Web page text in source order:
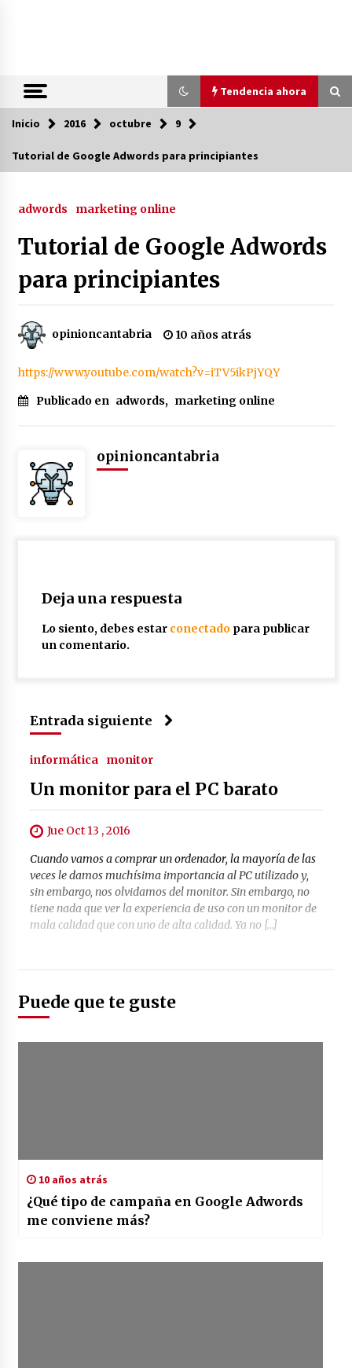
Tendencia ahora
Tendencia ahora
2 meses atrás
PNV presiona: Sánchez en la cuerda
floja
2 meses atrás
Junts insta a elecciones: ¿final
trágico o esperanzador?
2 meses atrás
Impactante preacuerdo EE.UU.-Irán:
2 meses atrás
1 año atrás
Claves para Dominar los Temas
Clave de Contabilidad en la Academia
Alberto López
Sistemas de Filtración de Agua:
Claves para la Pureza
2 años atrás
Golf. Oxígeno Por Favor!
3 años atrás
Inicio 2016 octubre 9
Tutorial de Google Adwords para principiantes
adwords marketing online
Tutorial de Google Adwords
para principiantes
opinioncantabria 10 años atrás
https://www.youtube.com/watch?v=iTV5ikPjYQY
Publicado en adwords, marketing online
opinioncantabria
Deja una respuesta
Lo siento, debes estar conectadopara publicar
un comentario.
Entrada siguiente
informática monitor
Un monitor para el PC barato
Jue Oct 13 , 2016
Cuando vamos a comprar un ordenador, la mayoría de las
veces le damos muchísima importancia al PC utilizado y,
sin embargo, nos olvidamos del monitor. Sin embargo, no
tiene nada que ver la experiencia de uso con un monitor de
mala calidad que con uno de alta calidad. Ya no […]
Puede que te guste
10 años atrás
¿Qué tipo de campaña en Google Adwords
me conviene más?